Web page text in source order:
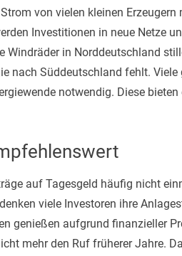
von vielen kleinen
Investitionen in neue Netze
Windräder in Norddeutschland
nach Süddeutschland fehlt. Viele
notwendig. Diese bieten
auf Tagesgeld häufig nicht
viele Investoren ihre
genießen aufgrund finanzieller
mehr den Ruf früherer Jahre.